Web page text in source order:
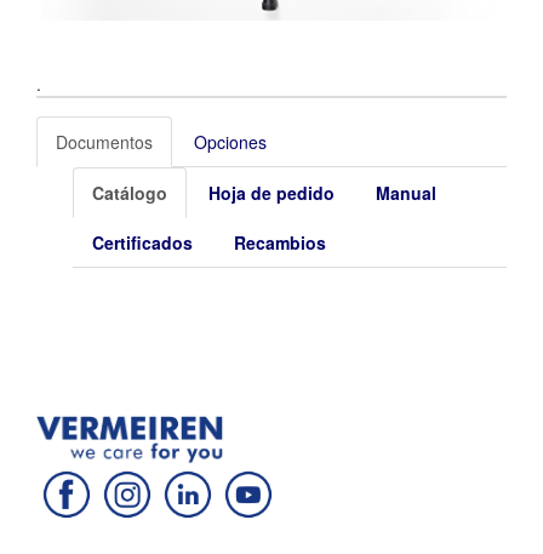
.
Documentos Opciones
Catálogo Hoja de pedido Manual
Certificados Recambios